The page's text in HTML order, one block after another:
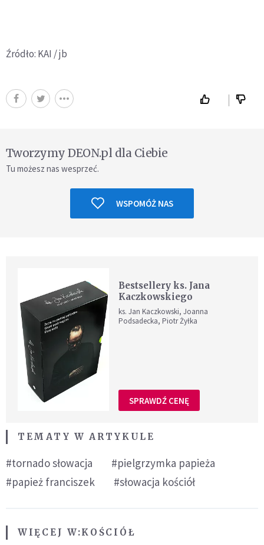
Źródło: KAI / jb
Tworzymy DEON.pl dla Ciebie
Tu możesz nas wesprzeć.
WSPOMÓŻ NAS
Bestsellery ks. Jana
Kaczkowskiego
ks. Jan Kaczkowski, Joanna
Podsadecka, Piotr Żyłka
SPRAWDŹ CENĘ
TEMATY W ARTYKULE
#tornado słowacja
#pielgrzymka papieża
#papież franciszek
#słowacja kościół
WIĘCEJ W:KOŚCIÓŁ